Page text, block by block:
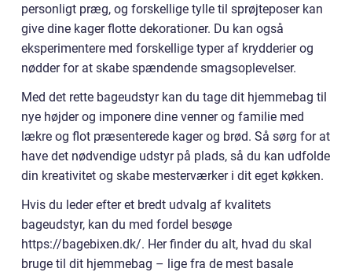
personligt præg, og forskellige tylle til sprøjteposer kan
give dine kager flotte dekorationer. Du kan også
eksperimentere med forskellige typer af krydderier og
nødder for at skabe spændende smagsoplevelser.
Med det rette bageudstyr kan du tage dit hjemmebag til
nye højder og imponere dine venner og familie med
lækre og flot præsenterede kager og brød. Så sørg for at
have det nødvendige udstyr på plads, så du kan udfolde
din kreativitet og skabe mesterværker i dit eget køkken.
Hvis du leder efter et bredt udvalg af kvalitets
bageudstyr, kan du med fordel besøge
https://bagebixen.dk/. Her finder du alt, hvad du skal
bruge til dit hjemmebag – lige fra de mest basale